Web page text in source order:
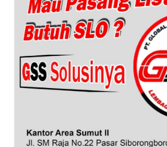
WN
NTT
WN
KEPRI
PAPUA